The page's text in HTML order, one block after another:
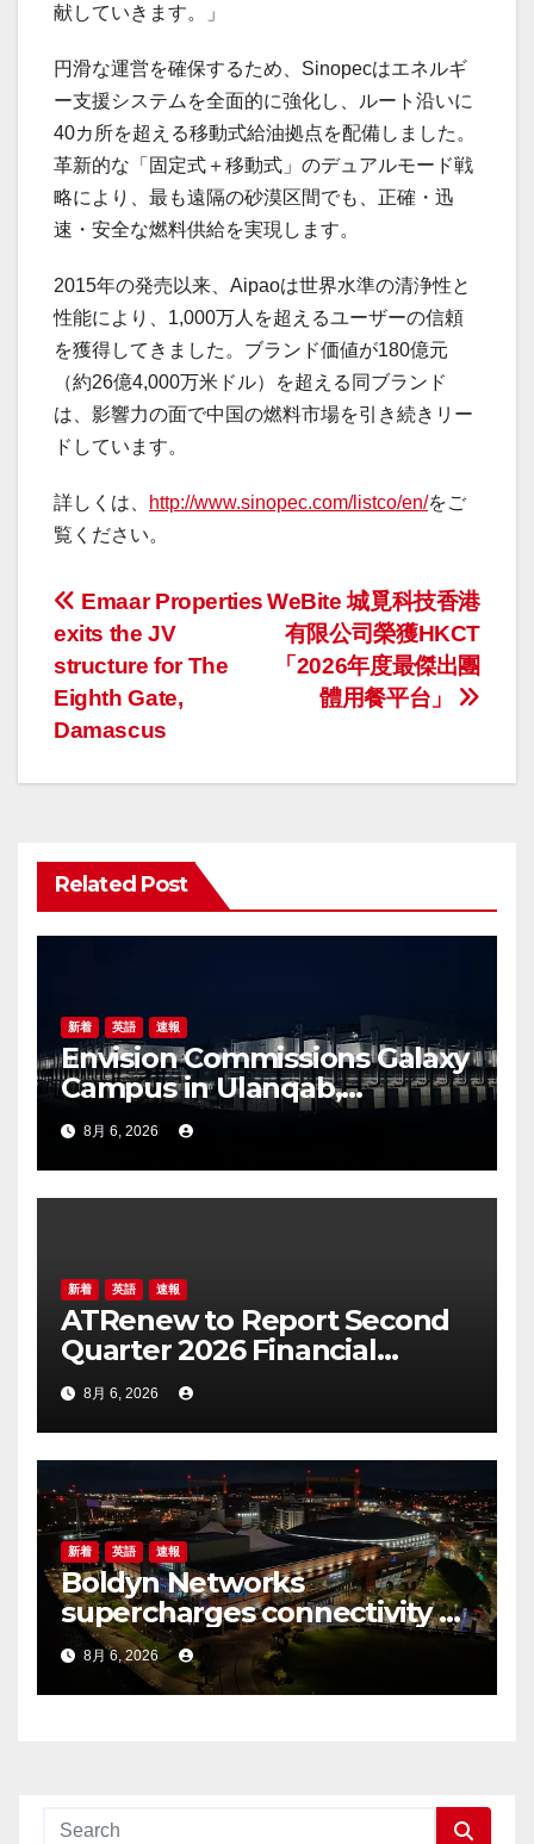
献していきます。」
円滑な運営を確保するため、Sinopecはエネルギ
ー支援システムを全面的に強化し、ルート沿いに
40カ所を超える移動式給油拠点を配備しました。
革新的な「固定式＋移動式」のデュアルモード戦
略により、最も遠隔の砂漠区間でも、正確・迅
速・安全な燃料供給を実現します。
2015年の発売以来、Aipaoは世界水準の清浄性と
性能により、1,000万人を超えるユーザーの信頼
を獲得してきました。ブランド価値が180億元
（約26億4,000万米ドル）を超える同ブランド
は、影響力の面で中国の燃料市場を引き続きリー
ドしています。
詳しくは、 http://www.sinopec.com/listco/en/をご
覧ください。
投
稿
ナ
ー
シ
ョ
WeBite 城覓科技香港
有限公司榮獲HKCT
「2026年度最傑出團
體用餐平台」
Emaar Properties
exits the JV
structure for The
Eighth Gate,
Damascus
Related Post
新着 英語 速報
Envision Commissions Galaxy
Campus in Ulanqab,
Establishing a New Model for
Gigawatt-Scale AI
Infrastructure
8月 6, 2026
新着 英語 速報
ATRenew to Report Second
Quarter 2026 Financial
Results on August 20, 2026
8月 6, 2026
新着 英語 速報
Boldyn Networks
supercharges connectivity at
The O2 Belfast with O2
customers to experience it
first
8月 6, 2026